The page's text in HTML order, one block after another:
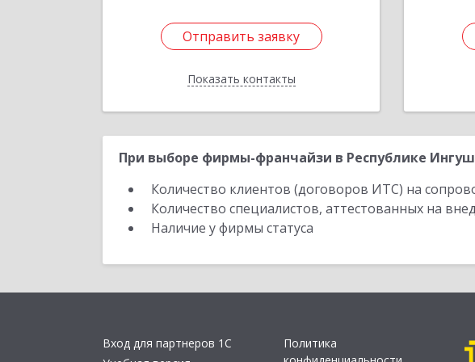
Отправить заявку
Показать контакты
Отправить заявку
Назад
При выборе фирмы-франчайзи в Республике
Количество клиентов (договоров ИТС) на
Количество специалистов, аттестованных на
Наличие у фирмы статуса
Вход для партнеров 1С
Политика